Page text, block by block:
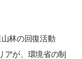
林の回復活動
アが、環境省の制